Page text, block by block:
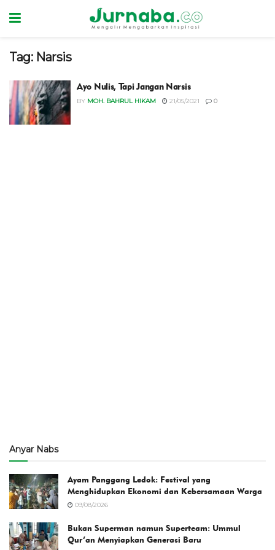
Tag: Narsis
Ayo Nulis, Tapi Jangan Narsis
BY MOH. BAHRUL HIKAM 21/05/2021 0
Anyar Nabs
Ayam Panggang Ledok: Festival yang
Menghidupkan Ekonomi dan Kebersamaan Warga
09/08/2026
Bukan Superman namun Superteam: Ummul
Qur’an Menyiapkan Generasi Baru